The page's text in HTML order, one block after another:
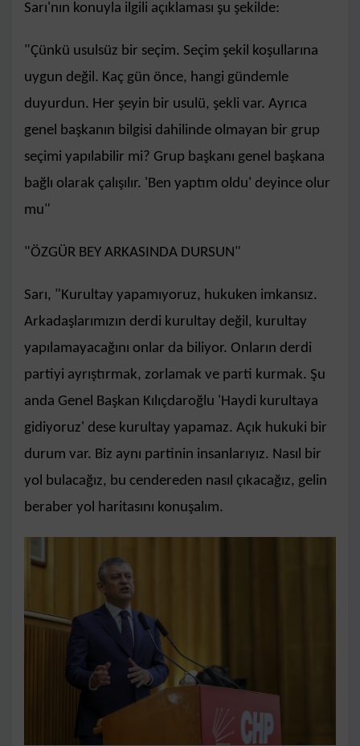
Sarı'nın konuyla ilgili açıklaması şu şekilde:
"Çünkü usulsüz bir seçim. Seçim şekil koşullarına
uygun değil. Kaç gün önce, hangi gündemle
duyurdun. Her şeyin bir usulü, şekli var. Ayrıca
genel başkanın bilgisi dahilinde olmayan bir grup
seçimi yapılabilir mi? Grup başkanı genel başkana
bağlı olarak çalışılır. 'Ben yaptım oldu' deyince olur
mu"
"ÖZGÜR BEY ARKASINDA DURSUN"
Sarı, "Kurultay yapamıyoruz, hukuken imkansız.
Arkadaşlarımızın derdi kurultay değil, kurultay
yapılamayacağını onlar da biliyor. Onların derdi
partiyi ayrıştırmak, zorlamak ve parti kurmak. Şu
anda Genel Başkan Kılıçdaroğlu 'Haydi kurultaya
gidiyoruz' dese kurultay yapamaz. Açık hukuki bir
durum var. Biz aynı partinin insanlarıyız. Nasıl bir
yol bulacağız, bu cendereden nasıl çıkacağız, gelin
beraber yol haritasını konuşalım.